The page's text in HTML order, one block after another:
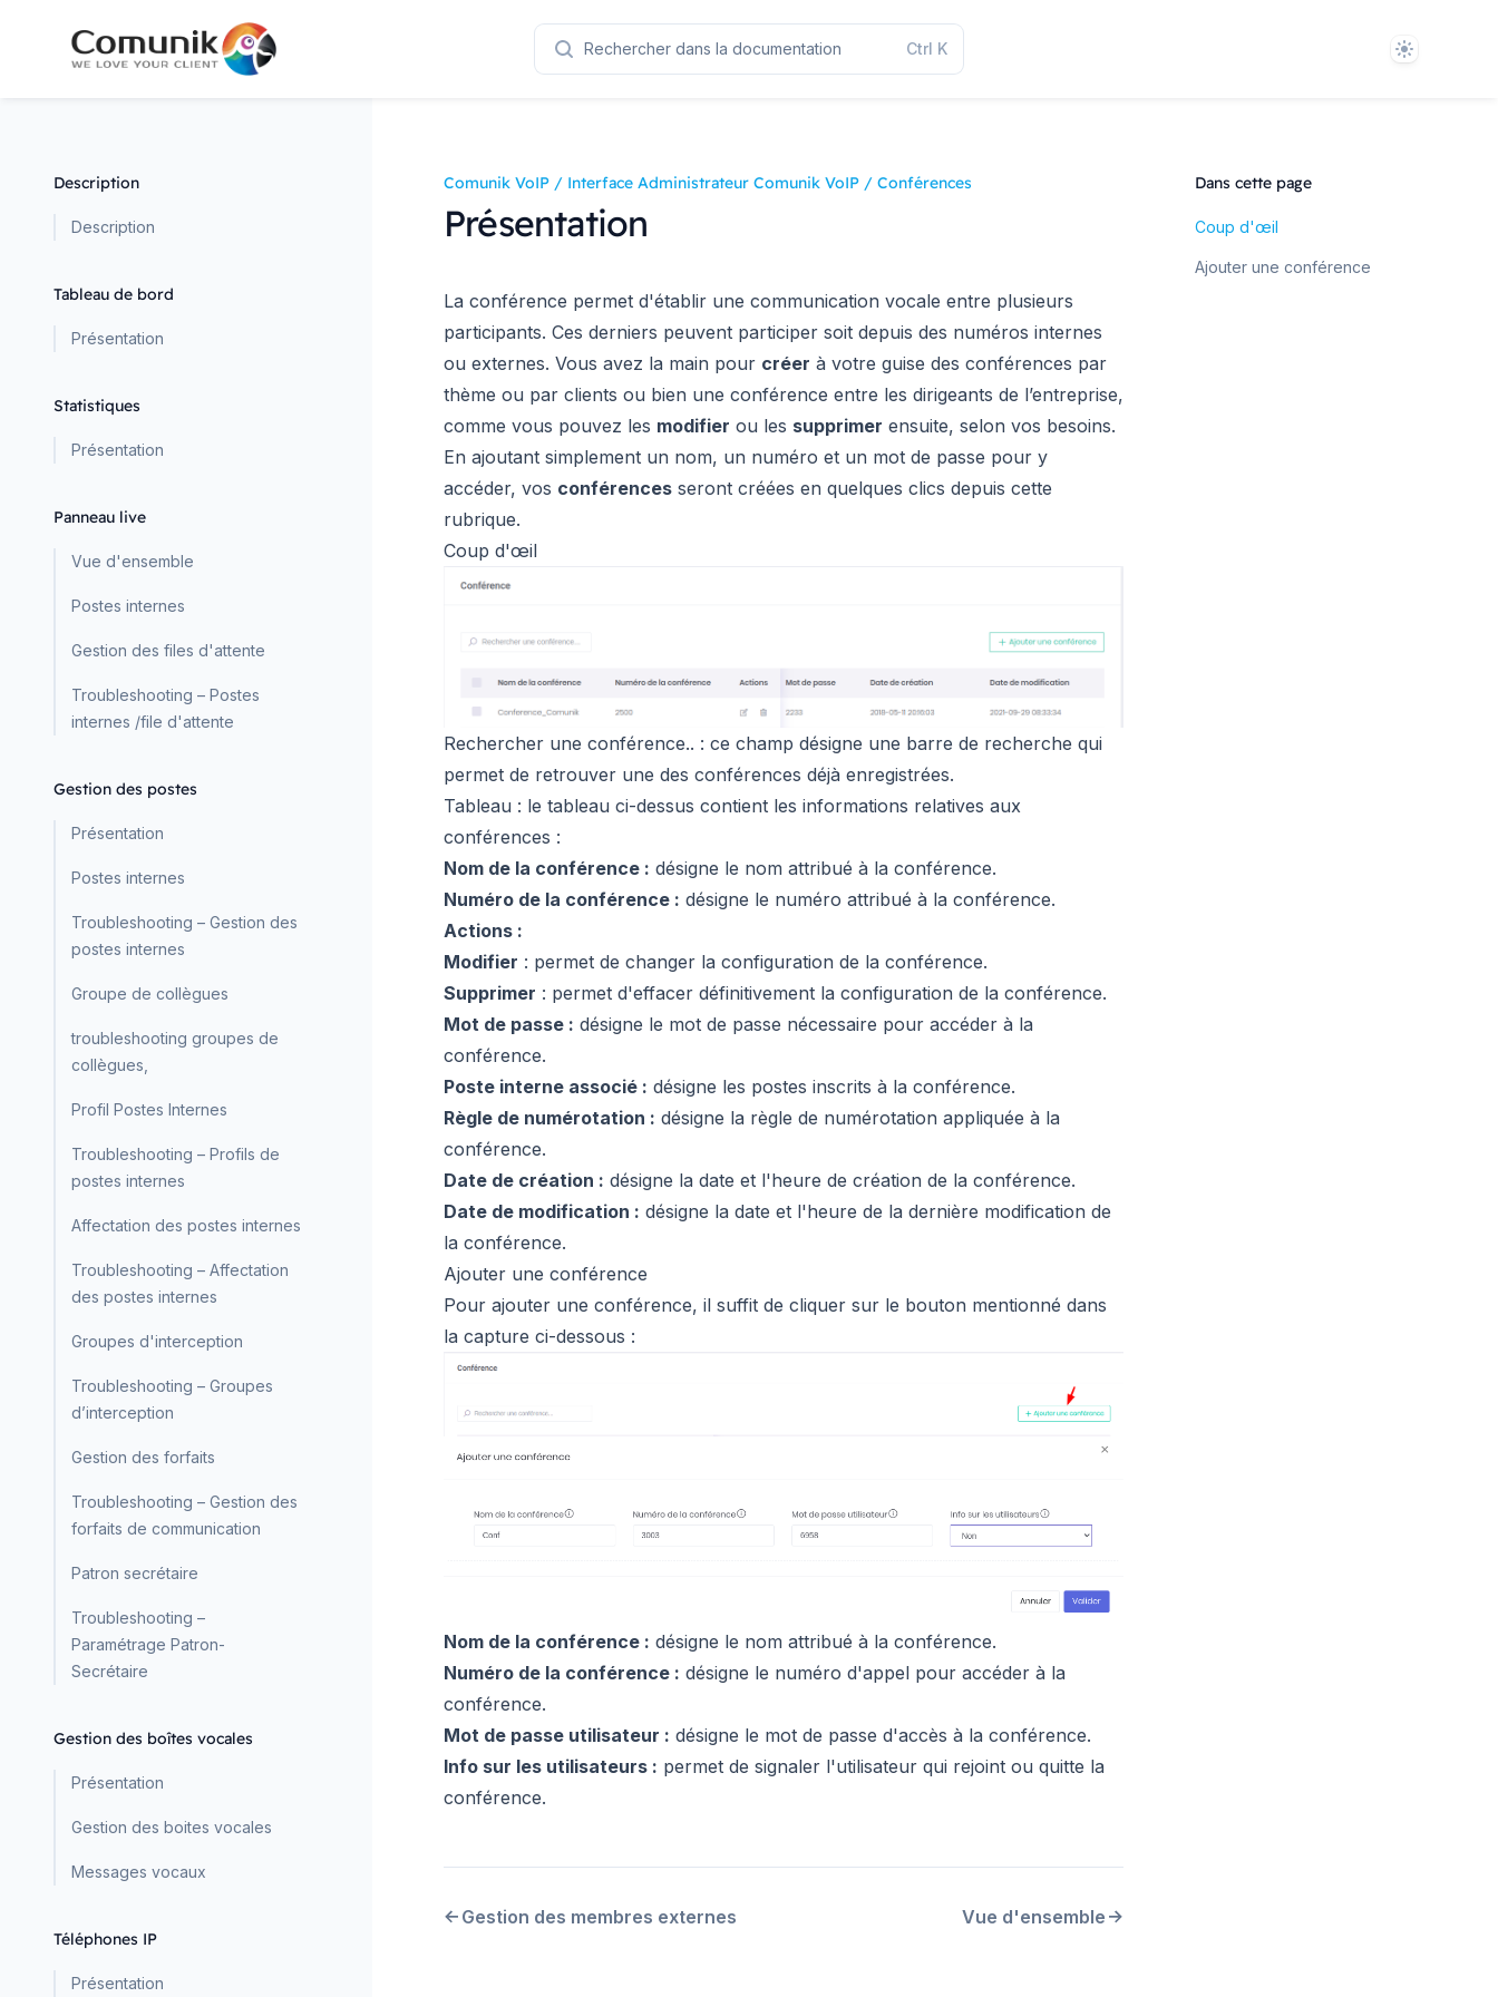
Rechercher dans la documentation Ctrl K Theme
Description
Description
Tableau de bord
Présentation
Statistiques
Présentation
Panneau live
Vue d'ensemble
Postes internes
Gestion des files d'attente
Troubleshooting – Postes
internes /file d'attente
Gestion des postes
Présentation
Postes internes
Troubleshooting – Gestion des
postes internes
Groupe de collègues
troubleshooting groupes de
collègues,
Profil Postes Internes
Troubleshooting – Profils de
postes internes
Affectation des postes internes
Troubleshooting – Affectation
des postes internes
Groupes d'interception
Troubleshooting – Groupes
d’interception
Gestion des forfaits
Troubleshooting – Gestion des
forfaits de communication
Patron secrétaire
Troubleshooting –
Paramétrage Patron-
Secrétaire
Gestion des boîtes vocales
Présentation
Gestion des boites vocales
Messages vocaux
Téléphones IP
Présentation
Comunik VoIP / Interface Administrateur Comunik VoIP / Conférences
Présentation
La conférence permet d'établir une communication vocale entre plusieurs
participants. Ces derniers peuvent participer soit depuis des numéros internes
ou externes. Vous avez la main pour créer à votre guise des conférences par
thème ou par clients ou bien une conférence entre les dirigeants de l’entreprise,
comme vous pouvez les modifier ou les supprimer ensuite, selon vos besoins.
En ajoutant simplement un nom, un numéro et un mot de passe pour y
accéder, vos conférences seront créées en quelques clics depuis cette
rubrique.
Coup d'œil
Rechercher une conférence.. : ce champ désigne une barre de recherche qui
permet de retrouver une des conférences déjà enregistrées.
Tableau : le tableau ci-dessus contient les informations relatives aux
conférences :
Nom de la conférence : désigne le nom attribué à la conférence.
Numéro de la conférence : désigne le numéro attribué à la conférence.
Actions :
Modifier : permet de changer la configuration de la conférence.
Supprimer : permet d'effacer définitivement la configuration de la conférence.
Mot de passe : désigne le mot de passe nécessaire pour accéder à la
conférence.
Poste interne associé : désigne les postes inscrits à la conférence.
Règle de numérotation : désigne la règle de numérotation appliquée à la
conférence.
Date de création : désigne la date et l'heure de création de la conférence.
Date de modification : désigne la date et l'heure de la dernière modification de
la conférence.
Ajouter une conférence
Pour ajouter une conférence, il suffit de cliquer sur le bouton mentionné dans
la capture ci-dessous :
Nom de la conférence : désigne le nom attribué à la conférence.
Numéro de la conférence : désigne le numéro d'appel pour accéder à la
conférence.
Mot de passe utilisateur : désigne le mot de passe d'accès à la conférence.
Info sur les utilisateurs : permet de signaler l'utilisateur qui rejoint ou quitte la
conférence.
Gestion des membres externes Vue d'ensemble
Dans cette page
Coup d'œil
Ajouter une conférence